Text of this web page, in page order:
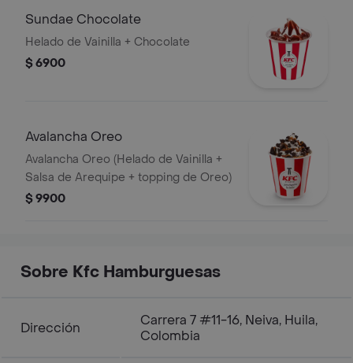
Sundae Chocolate
Helado de Vainilla + Chocolate
$ 6900
Avalancha Oreo
Avalancha Oreo (Helado de Vainilla +
Salsa de Arequipe + topping de Oreo)
$ 9900
Sobre Kfc Hamburguesas
Dirección
Carrera 7 #11-16, Neiva, Huila,
Colombia